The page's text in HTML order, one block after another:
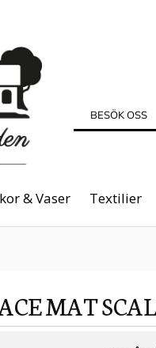
BESÖK OSS
& Vaser Textilier
MAT